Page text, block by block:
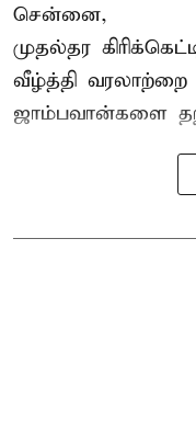
சென்னை,
முதல்தர கிரிக்கெட்
வீழ்த்தி
ஜாம்பவான்களை